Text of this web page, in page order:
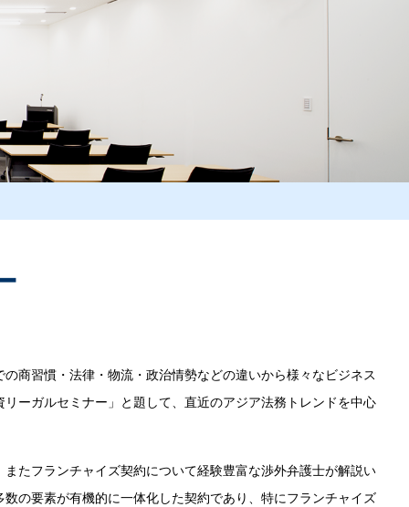
商習慣・法律・物流・政治情勢などの違いから様々なビジネス
ーガルセミナー」と題して、直近のアジア法務トレンドを中心
たフランチャイズ契約について経験豊富な渉外弁護士が解説い
の要素が有機的に一体化した契約であり、特にフランチャイズ